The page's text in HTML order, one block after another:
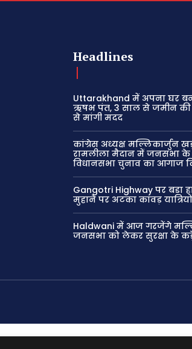
Headlines
Uttarakhand में अपना घर
ऋषभ पंत, 3 साल से जमीन की
से मांगी मदद
कांग्रेस अध्यक्ष मल्लिकार्जुन
रामलीला मैदान में जनसभा के
विधानसभा चुनाव का आगाज
Gangotri Highway पर बड़ा
मुहाने पर अटका कांवड़
Haldwani में आज गरजेंगे
जनसभा को लेकर सुरक्षा के